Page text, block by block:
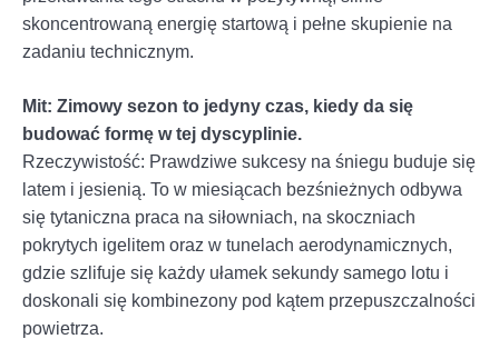
skoncentrowaną energię startową i pełne skupienie na
zadaniu technicznym.
Mit: Zimowy sezon to jedyny czas, kiedy da się
budować formę w tej dyscyplinie.
Rzeczywistość: Prawdziwe sukcesy na śniegu buduje się
latem i jesienią. To w miesiącach bezśnieżnych odbywa
się tytaniczna praca na siłowniach, na skoczniach
pokrytych igelitem oraz w tunelach aerodynamicznych,
gdzie szlifuje się każdy ułamek sekundy samego lotu i
doskonali się kombinezony pod kątem przepuszczalności
powietrza.